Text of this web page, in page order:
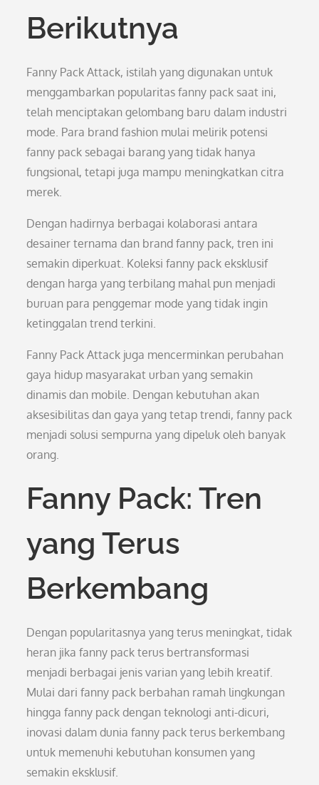
Berikutnya
Fanny Pack Attack, istilah yang digunakan untuk
menggambarkan popularitas fanny pack saat ini,
telah menciptakan gelombang baru dalam industri
mode. Para brand fashion mulai melirik potensi
fanny pack sebagai barang yang tidak hanya
fungsional, tetapi juga mampu meningkatkan citra
merek.
Dengan hadirnya berbagai kolaborasi antara
desainer ternama dan brand fanny pack, tren ini
semakin diperkuat. Koleksi fanny pack eksklusif
dengan harga yang terbilang mahal pun menjadi
buruan para penggemar mode yang tidak ingin
ketinggalan trend terkini.
Fanny Pack Attack juga mencerminkan perubahan
gaya hidup masyarakat urban yang semakin
dinamis dan mobile. Dengan kebutuhan akan
aksesibilitas dan gaya yang tetap trendi, fanny pack
menjadi solusi sempurna yang dipeluk oleh banyak
orang.
Fanny Pack: Tren
yang Terus
Berkembang
Dengan popularitasnya yang terus meningkat, tidak
heran jika fanny pack terus bertransformasi
menjadi berbagai jenis varian yang lebih kreatif.
Mulai dari fanny pack berbahan ramah lingkungan
hingga fanny pack dengan teknologi anti-dicuri,
inovasi dalam dunia fanny pack terus berkembang
untuk memenuhi kebutuhan konsumen yang
semakin eksklusif.